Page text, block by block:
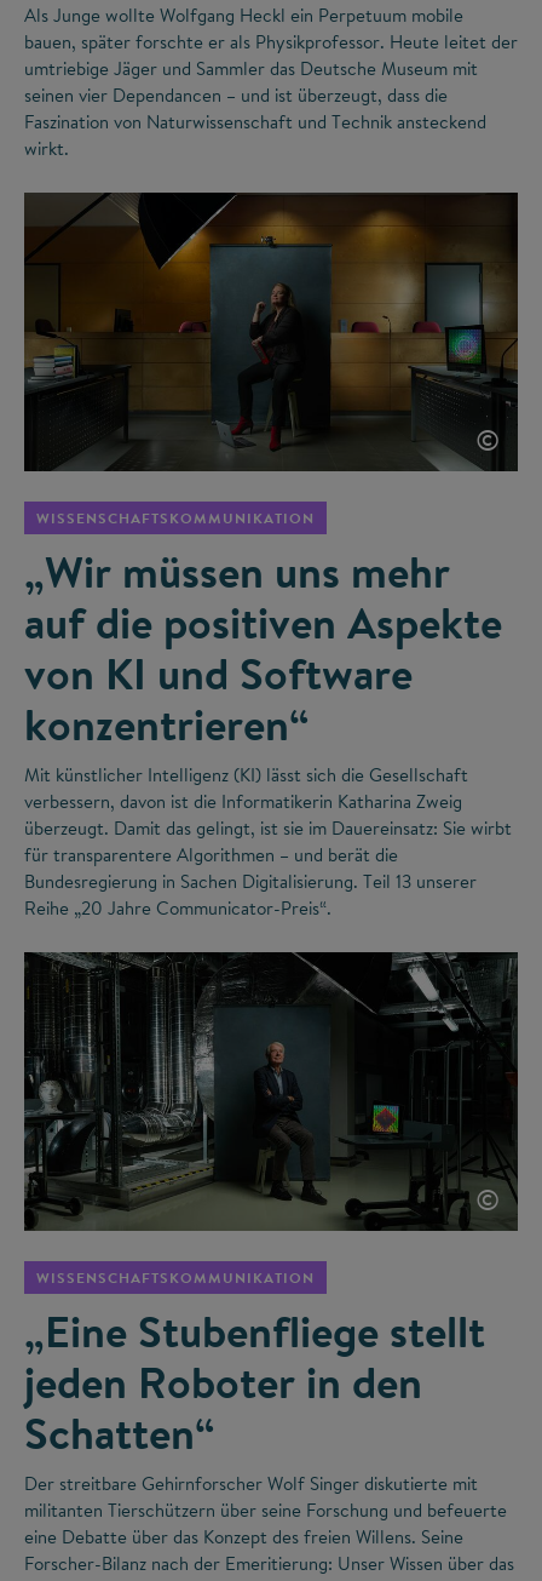
Als Junge wollte Wolfgang Heckl ein Perpetuum mobile
bauen, später forschte er als Physikprofessor. Heute leitet der
umtriebige Jäger und Sammler das Deutsche Museum mit
seinen vier Dependancen – und ist überzeugt, dass die
Faszination von Naturwissenschaft und Technik ansteckend
wirkt.
©
WISSENSCHAFTSKOMMUNIKATION
„Wir müssen uns mehr
auf die positiven Aspekte
von KI und Software
konzentrieren“
Mit künstlicher Intelligenz (KI) lässt sich die Gesellschaft
verbessern, davon ist die Informatikerin Katharina Zweig
überzeugt. Damit das gelingt, ist sie im Dauereinsatz: Sie wirbt
für transparentere Algorithmen – und berät die
Bundesregierung in Sachen Digitalisierung. Teil 13 unserer
Reihe „20 Jahre Communicator-Preis“.
©
WISSENSCHAFTSKOMMUNIKATION
„Eine Stubenfliege stellt
jeden Roboter in den
Schatten“
Der streitbare Gehirnforscher Wolf Singer diskutierte mit
militanten Tierschützern über seine Forschung und befeuerte
eine Debatte über das Konzept des freien Willens. Seine
Forscher-Bilanz nach der Emeritierung: Unser Wissen über das